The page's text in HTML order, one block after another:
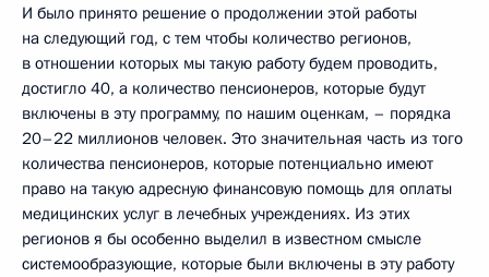
И было принято решение о продолжении этой работы
на следующий год, с тем чтобы количество регионов,
в отношении которых мы такую работу будем проводить,
достигло 40, а количество пенсионеров, которые будут
включены в эту программу, по нашим оценкам, – порядка
20–22 миллионов человек. Это значительная часть из того
количества пенсионеров, которые потенциально имеют
право на такую адресную финансовую помощь для оплаты
медицинских услуг в лечебных учреждениях. Из этих
регионов я бы особенно выделил в известном смысле
системообразующие, которые были включены в эту работу